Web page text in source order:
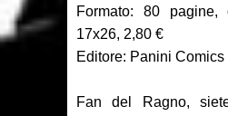
the Children
Focus: Il
Formato: 80 pagine,
17x26, 2,80 €
Editore: Panini Comics
Fan del Ragno,